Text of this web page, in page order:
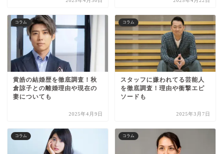
コラム
黄皓の結婚歴を徹底調査！秋
倉諒子との離婚理由や現在の
妻についても
2025年4月9日
コラム
スタッフに嫌われてる芸能人
を徹底調査！理由や衝撃エピ
ソードも
2025年3月7日
コラム コラム